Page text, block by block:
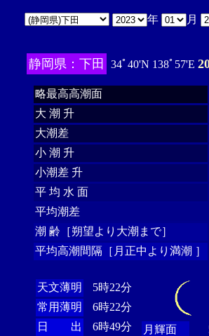
年 月
静岡県：下田 34ﾟ40'N 138ﾟ57'E
略最高高潮面
大 潮 升
大潮差
小 潮 升
小潮差 升
平 均 水 面
平均潮差
潮 齢［朔望より大潮まで］
平均高潮間隔［月正中より満潮 ］
天文薄明
5時22分
常用薄明
6時22分
日 出
6時49分
月輝面